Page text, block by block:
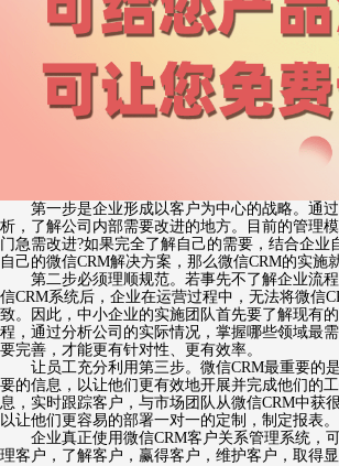
第一步是企业形成以客户为中心的战略。通过
析，了解公司内部需要改进的地方。目前的管理
门急需改进?如果完全了解自己的需要，结合企业
自己的微信CRM解决方案，那么微信CRM的实施
第二步必须理顺规范。若事先不了解企业流程
信CRM系统后，企业在运营过程中，无法将微信
致。因此，中小企业的实施团队首先要了解现有
程，通过分析公司的实际情况，掌握哪些领域最
要完善，才能更有针对性、更有效率。
让员工充分利用第三步。微信CRM最重要的
要的信息，以让他们更有效地开展并完成他们的
息，实时跟踪客户，与市场团队从微信CRM中获
以让他们更容易的部署一对一的定制，制定报表。
企业真正使用微信CRM客户关系管理系统，
理客户，了解客户，赢得客户，维护客户，取得显